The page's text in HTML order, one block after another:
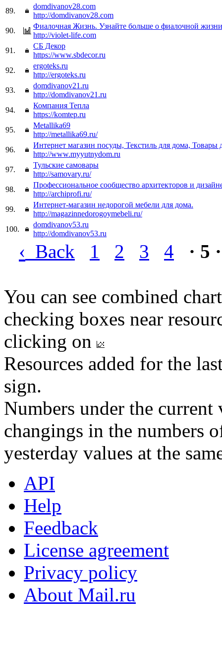
89.
domdivanov28.com
http://domdivanov28.com
90.
Фиалочная Жизнь. Узнайте больше о фиалочной
http://violet-life.com
91.
СБ Декор
https://www.sbdecor.ru
92.
ergoteks.ru
http://ergoteks.ru
93.
domdivanov21.ru
http://domdivanov21.ru
94.
Компания Тепла
https://komtep.ru
95.
Metallika69
http://metallika69.ru/
96.
Интернет магазин посуды, Текстиль для дома, Товары
http://www.myyutnydom.ru
97.
Тульские самовары
http://samovary.ru/
98.
Профессиональное сообщество архитекторов и
http://archiprofi.ru/
99.
Интернет-магазин недорогой мебели для дома.
http://magazinnedorogoymebeli.ru/
100.
domdivanov53.ru
http://domdivanov53.ru
‹ Back 1 2 3 4 · 5 ·
You can see combined
checking boxes near
clicking on
Resources added for the
sign.
Numbers under the
changings in the numbers
yesterday values at the
API
Help
Feedback
License agreement
Privacy policy
About Mail.ru